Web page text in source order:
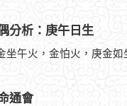
分析：庚午日生
坐午火，金怕火，庚金
通會